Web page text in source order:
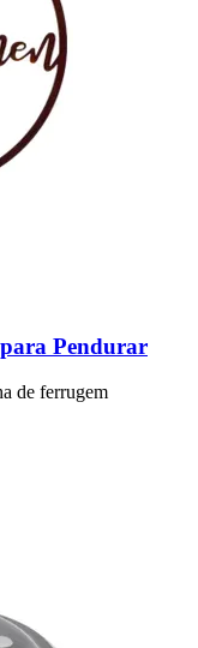
Pendurar
de ferrugem